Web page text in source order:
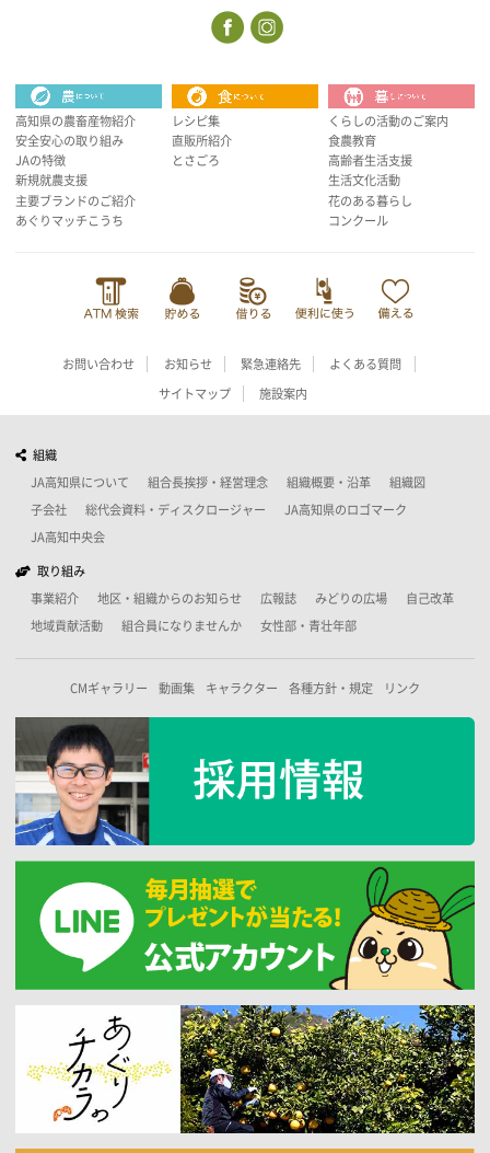
高知県の農畜産物紹介
安全安心の取り組み
JAの特徴
新規就農支援
主要ブランドのご紹介
あぐりマッチこうち
レシピ集
直販所紹介
とさごろ
くらしの活動のご案内
食農教育
高齢者生活支援
生活文化活動
花のある暮らし
コンクール
お問い合わせ お知らせ 緊急連絡先 よくある質問
サイトマップ 施設案内
組織
JA高知県について 組合長挨拶・経営理念 組織概要・沿革 組織図
子会社 総代会資料・ディスクロージャー JA高知県のロゴマーク
JA高知中央会
取り組み
事業紹介 地区・組織からのお知らせ 広報誌 みどりの広場 自己改革
地域貢献活動 組合員になりませんか 女性部・青壮年部
CMギャラリー 動画集 キャラクター 各種方針・規定 リンク